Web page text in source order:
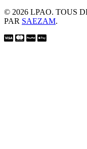
© 2026 LPAO. TOUS
PAR SAEZAM.